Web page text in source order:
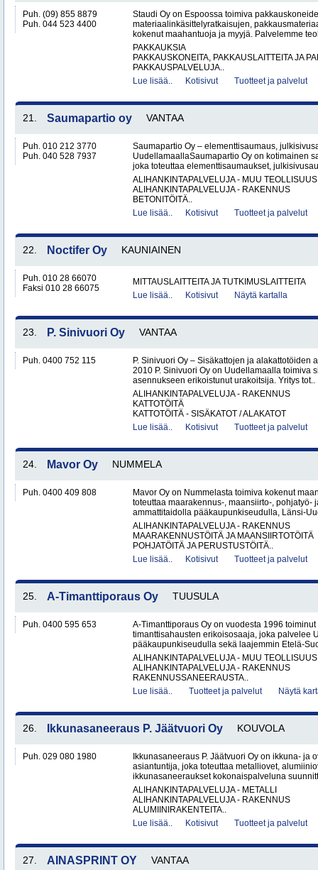
Puh. (09) 855 8879
Puh. 044 523 4400
Staudi Oy on Espoossa toimiva
materiaalinkäsittelyratkaisujen,
kokenut maahantuoja ja myyjä. Palvelemme
PAKKAUKSIA
PAKKAUSKONEITA, PAKKAUSLAITTEITA JA
PAKKAUSPALVELUJA..
Lue lisää..
Kotisivut Tuotteet ja palvelut
21. Saumapartio oy VANTAA
Puh. 010 212 3770
Puh. 040 528 7937
Saumapartio Oy – elementtisaumaus,
UudellamaallaSaumapartio Oy on kotimainen
joka toteuttaa elementtisaumaukset,
ALIHANKINTAPALVELUJA - MUU TEOLLISUUS
ALIHANKINTAPALVELUJA - RAKENNUS
BETONITÖITÄ..
Lue lisää..
Kotisivut Tuotteet ja palvelut
22. Noctifer Oy KAUNIAINEN
Puh. 010 28 66070
Faksi 010 28 66075
MITTAUSLAITTEITA JA TUTKIMUSLAITTEITA
Lue lisää..
Kotisivut Näytä kartalla
23. P. Sinivuori Oy VANTAA
Puh. 0400 752 115
P. Sinivuori Oy – Sisäkattojen ja alakattotöiden
2010 P. Sinivuori Oy on Uudellamaalla toimiva
asennukseen erikoistunut urakoitsija. Yritys tot..
ALIHANKINTAPALVELUJA - RAKENNUS
KATTOTÖITÄ
KATTOTÖITÄ - SISÄKATOT / ALAKATOT
Lue lisää..
Kotisivut Tuotteet ja palvelut
24. Mavor Oy NUMMELA
Puh. 0400 409 808
Mavor Oy on Nummelasta toimiva kokenut
toteuttaa maarakennus-, maansiirto-, pohjatyö-
ammattitaidolla pääkaupunkiseudulla, Länsi-
ALIHANKINTAPALVELUJA - RAKENNUS
MAARAKENNUSTÖITÄ JA MAANSIIRTOTÖITÄ
POHJATÖITÄ JA PERUSTUSTÖITÄ..
Lue lisää..
Kotisivut Tuotteet ja palvelut
25. A-Timanttiporaus Oy TUUSULA
Puh. 0400 595 653
A-Timanttiporaus Oy on vuodesta 1996
timanttisahausten erikoisosaaja, joka palvelee
pääkaupunkiseudulla sekä laajemmin Etelä-
ALIHANKINTAPALVELUJA - MUU TEOLLISUUS
ALIHANKINTAPALVELUJA - RAKENNUS
RAKENNUSSANEERAUSTA..
Lue lisää..
Tuotteet ja palvelut Näytä
26. Ikkunasaneeraus P. Jäätvuori Oy KOUVOLA
Puh. 029 080 1980
Ikkunasaneeraus P. Jäätvuori Oy on ikkuna- ja
asiantuntija, joka toteuttaa metalliovet,
ikkunasaneeraukset kokonaispalveluna
ALIHANKINTAPALVELUJA - METALLI
ALIHANKINTAPALVELUJA - RAKENNUS
ALUMIINIRAKENTEITA..
Lue lisää..
Kotisivut Tuotteet ja palvelut
27. AINASPRINT OY VANTAA